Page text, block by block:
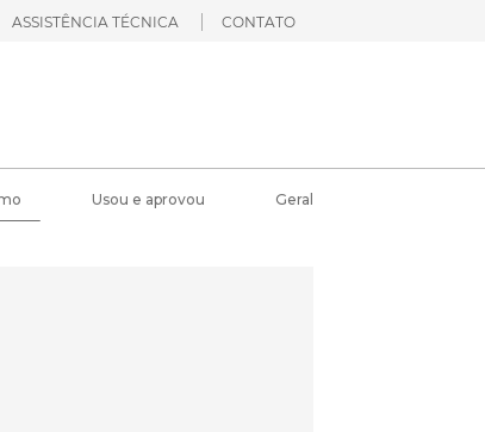
ASSISTÊNCIA TÉCNICA CONTATO
Usou e aprovou Geral